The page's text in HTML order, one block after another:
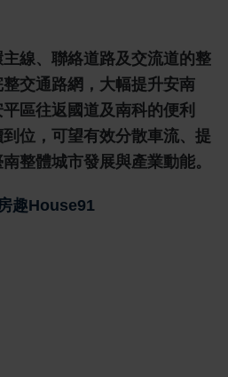
線、聯絡道路及交流道的整
交通路網，大幅提升安南
區往返國道及南科的便利
位，可望有效分散車流、提
整體城市發展與產業動能。
趣House91